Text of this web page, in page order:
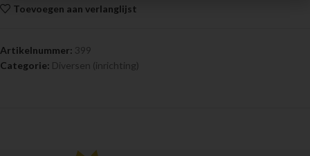
Toevoegen aan verlanglijst
Artikelnummer: 399
Categorie: Diversen (inrichting)